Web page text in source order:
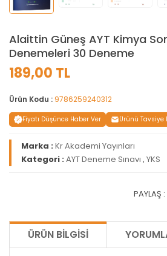
Alaittin Güneş AYT Kimya
Denemeleri 30 Deneme
189,00 TL
Ürün Kodu : 9786259240312
Fiyatı Düşünce Haber Ver Ürünü Tavsiye
Marka :Kr Akademi Yayınları
Kategori :AYT Deneme Sınavı , YKS
PAYLAŞ :
ÜRÜN BILGISI